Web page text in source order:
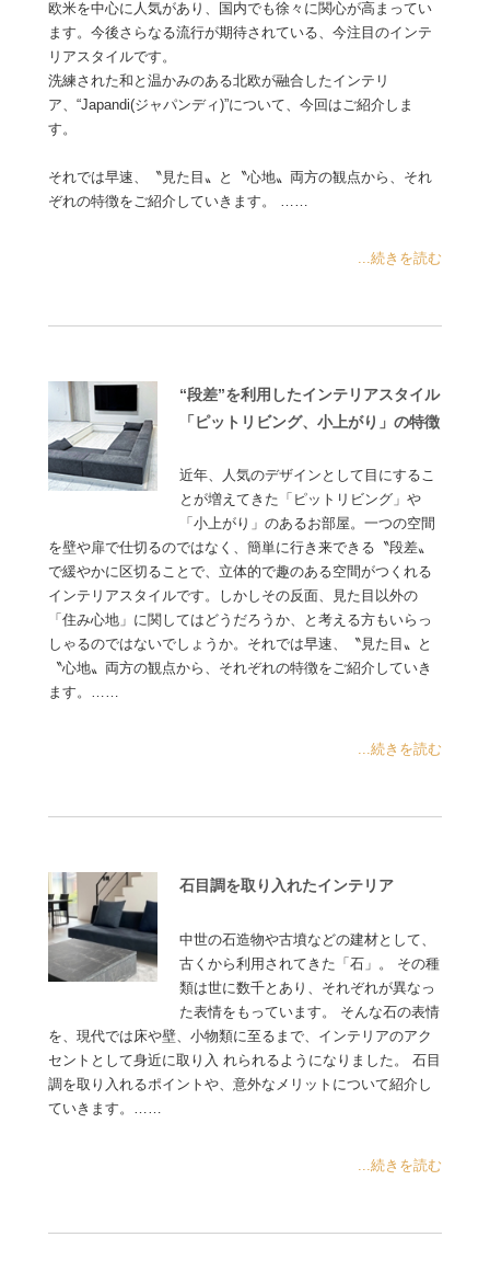
欧米を中心に人気があり、国内でも徐々に関心が高まってい
ます。今後さらなる流行が期待されている、今注目のインテ
リアスタイルです。
洗練された和と温かみのある北欧が融合したインテリ
ア、“Japandi(ジャパンディ)”について、今回はご紹介しま
す。
それでは早速、〝見た目〟と〝心地〟両方の観点から、それ
ぞれの特徴をご紹介していきます。 ……
...続きを読む
“段差”を利用したインテリアスタイル
「ピットリビング、小上がり」の特徴
近年、人気のデザインとして目にするこ
とが増えてきた「ピットリビング」や
「小上がり」のあるお部屋。一つの空間
を壁や扉で仕切るのではなく、簡単に行き来できる〝段差〟
で緩やかに区切ることで、立体的で趣のある空間がつくれる
インテリアスタイルです。しかしその反面、見た目以外の
「住み心地」に関してはどうだろうか、と考える方もいらっ
しゃるのではないでしょうか。それでは早速、〝見た目〟と
〝心地〟両方の観点から、それぞれの特徴をご紹介していき
ます。……
...続きを読む
石目調を取り入れたインテリア
中世の石造物や古墳などの建材として、
古くから利用されてきた「石」。 その種
類は世に数千とあり、それぞれが異なっ
た表情をもっています。 そんな石の表情
を、現代では床や壁、小物類に至るまで、インテリアのアク
セントとして身近に取り入 れられるようになりました。 石目
調を取り入れるポイントや、意外なメリットについて紹介し
ていきます。……
...続きを読む